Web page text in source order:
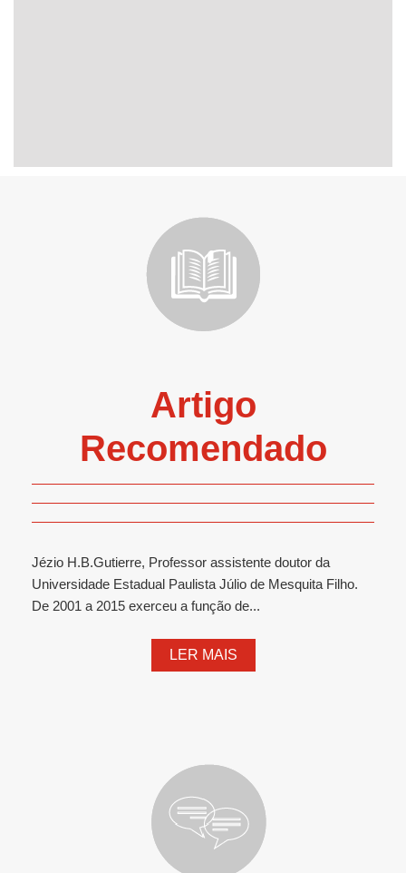
Artigo
Recomendado
Jézio H.B.Gutierre, Professor assistente doutor da
Universidade Estadual Paulista Júlio de Mesquita Filho.
De 2001 a 2015 exerceu a função de...
LER MAIS